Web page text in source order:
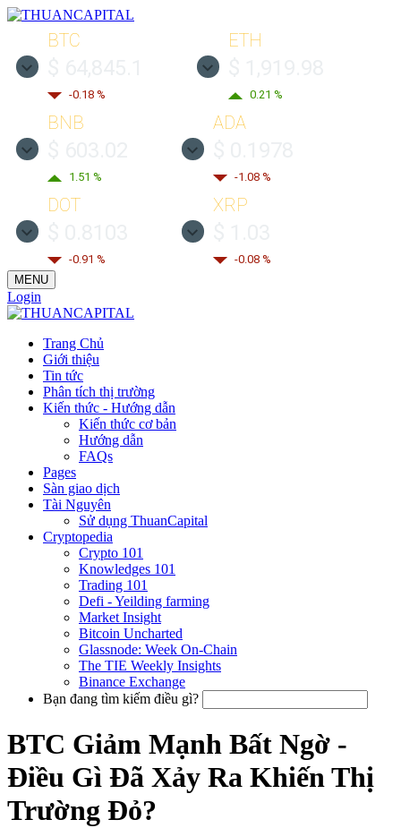
BTC
-0.18 %
ETH
0.21 %
BNB
1.51 %
ADA
-1.08 %
DOT
-0.91 %
XRP
-0.08 %
MENU
Login
Trang Chủ
Giới thiệu
Tin tức
Phân tích thị trường
Kiến thức - Hướng dẫn
Kiến thức cơ bản
Hướng dẫn
FAQs
Pages
Sàn giao dịch
Tài Nguyên
Sử dụng ThuanCapital
Cryptopedia
Crypto 101
Knowledges 101
Trading 101
Defi - Yeilding farming
Market Insight
Bitcoin Uncharted
Glassnode: Week On-Chain
The TIE Weekly Insights
Binance Exchange
Bạn đang tìm kiếm điều gì?
BTC Giảm Mạnh Bất Ngờ -
Điều Gì Đã Xảy Ra Khiến Thị
Trường Đỏ?